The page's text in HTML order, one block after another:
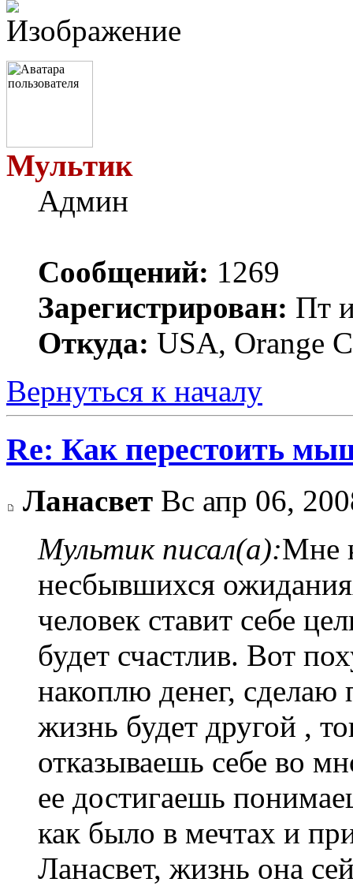
Мультик
Админ
Сообщений: 1269
Зарегистрирован: Пт
Откуда: USA, Orange
Вернуться к началу
Re: Как перестоить
Ланасвет Вс апр 06,
Мультик писал(а):Мне
несбывшихся
человек ставит себе
будет счастлив. Вот
накоплю денег, сделаю
жизнь будет другой ,
отказываешь себе во
ее достигаешь
как было в мечтах и
Ланасвет, жизнь она